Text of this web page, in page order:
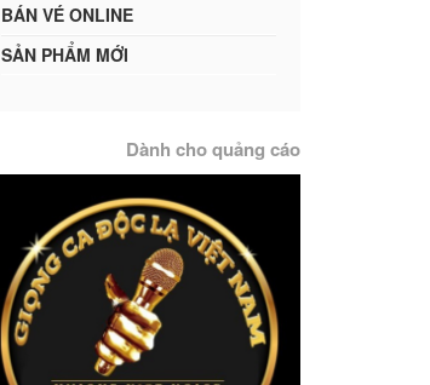
BÁN VÉ ONLINE
SẢN PHẨM MỚI
Dành cho quảng cáo